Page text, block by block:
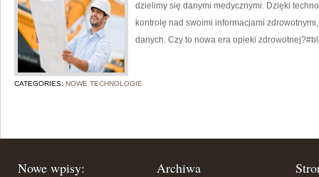
dzielimy się danymi medycznymi. Dzięki
kontrolę nad swoimi informacjami
danych. Czy to nowa era opieki
CATEGORIES: NOWE TECHNOLOGIE
Nowe wpisy: Archiwa